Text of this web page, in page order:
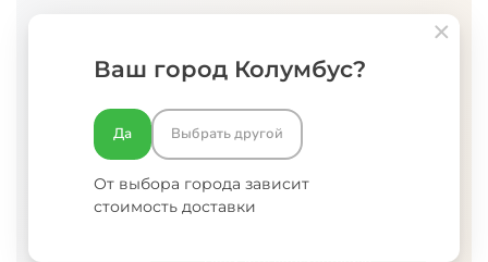
Полный цикл производства.
Разрабатываем дизайн с нуля
Ваш город Колумбус?
Да Выбрать другой
От выбора города зависит
стоимость доставки